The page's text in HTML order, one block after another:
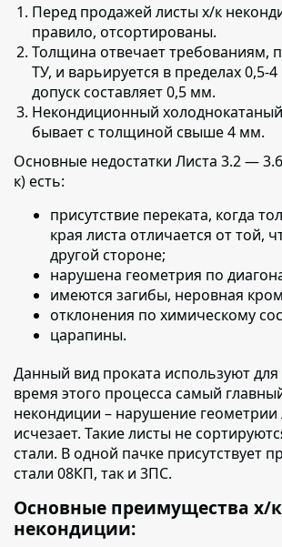
Перед продажей листы х/к
правило, отсортированы.
Толщина отвечает требованиям,
ТУ, и варьируется в пределах 0,5-
допуск составляет 0,5 мм.
Некондиционный
бывает с толщиной свыше 4 мм.
Основные недостатки Листа 3.2 —
к) есть:
присутствие переката, когда
края листа отличается от той,
другой стороне;
нарушена геометрия по
имеются загибы, неровная
отклонения по химическому
царапины.
Данный вид проката используют
время этого процесса самый
некондиции – нарушение геометрии
исчезает. Такие листы не
стали. В одной пачке присутствует
стали 08КП, так и 3ПС.
Основные преимущества х/к
некондиции: